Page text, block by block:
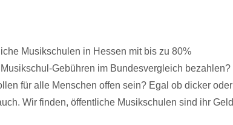
Musikschulen in Hessen mit bis zu 80%
Gebühren im Bundesvergleich bezahlen?
für alle Menschen offen sein? Egal ob dicker oder
Wir finden, öffentliche Musikschulen sind ihr Geld